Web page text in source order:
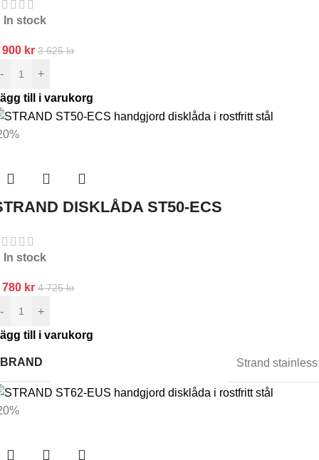
In stock
900 kr 3 625kr
-
+
till i varukorg
DISKLÅDA ST50-ECS
In stock
780 kr 4 725kr
-
+
till i varukorg
BRAND Strand stainless